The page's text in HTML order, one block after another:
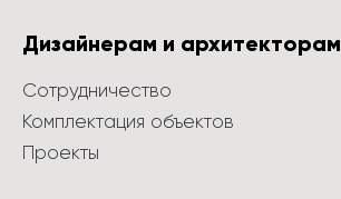
Дизайнерам и архитекторам
Сотрудничество
Комплектация объектов
Проекты